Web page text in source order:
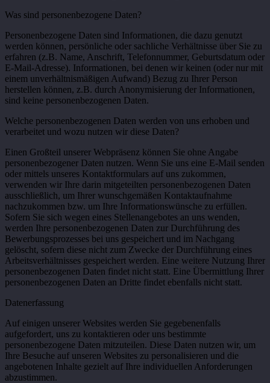
Was sind personenbezogene Daten?
Personenbezogene Daten sind Informationen, die dazu genutzt
werden können, persönliche oder sachliche Verhältnisse über Sie zu
erfahren (z.B. Name, Anschrift, Telefonnummer, Geburtsdatum oder
E-Mail-Adresse). Informationen, bei denen wir keinen (oder nur mit
einem unverhältnismäßigen Aufwand) Bezug zu Ihrer Person
herstellen können, z.B. durch Anonymisierung der Informationen,
sind keine personenbezogenen Daten.
Welche personenbezogenen Daten werden von uns erhoben und
verarbeitet und wozu nutzen wir diese Daten?
Einen Großteil unserer Webpräsenz können Sie ohne Angabe
personenbezogener Daten nutzen. Wenn Sie uns eine E-Mail senden
oder mittels unseres Kontaktformulars auf uns zukommen,
verwenden wir Ihre darin mitgeteilten personenbezogenen Daten
ausschließlich, um Ihrer wunschgemäßen Kontaktaufnahme
nachzukommen bzw. um Ihre Informationswünsche zu erfüllen.
Sofern Sie sich wegen eines Stellenangebotes an uns wenden,
werden Ihre personenbezogenen Daten zur Durchführung des
Bewerbungsprozesses bei uns gespeichert und im Nachgang
gelöscht, sofern diese nicht zum Zwecke der Durchführung eines
Arbeitsverhältnisses gespeichert werden. Eine weitere Nutzung Ihrer
personenbezogenen Daten findet nicht statt. Eine Übermittlung Ihrer
personenbezogenen Daten an Dritte findet ebenfalls nicht statt.
Datenerfassung
Auf einigen unserer Websites werden Sie gegebenenfalls
aufgefordert, uns zu kontaktieren oder uns bestimmte
personenbezogene Daten mitzuteilen. Diese Daten nutzen wir, um
Ihre Besuche auf unseren Websites zu personalisieren und die
angebotenen Inhalte gezielt auf Ihre individuellen Anforderungen
abzustimmen.